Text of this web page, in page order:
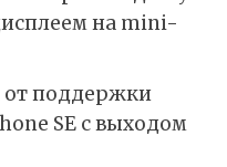
на mini-
от поддержки
SE с выходом